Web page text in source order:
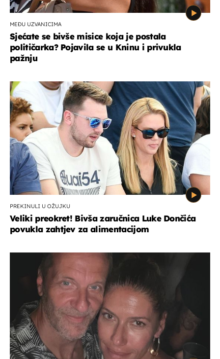
MEĐU UZVANICIMA
Sjećate se bivše misice koja je postala
političarka? Pojavila se u Kninu i privukla
pažnju
PREKINULI U OŽUJKU
Veliki preokret! Bivša zaručnica Luke Dončića
povukla zahtjev za alimentacijom